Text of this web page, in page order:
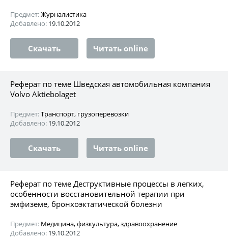
Предмет:Журналистика
Добавлено: 19.10.2012
Скачать Читать online
Реферат по теме Шведская автомобильная компания
Volvo Aktiebolaget
Предмет:Транспорт, грузоперевозки
Добавлено: 19.10.2012
Скачать Читать online
Реферат по теме Деструктивные процессы в легких,
особенности восстановительной терапии при
эмфиземе, бронхоэктатической болезни
Предмет: Медицина, физкультура, здравоохранение
Добавлено: 19.10.2012